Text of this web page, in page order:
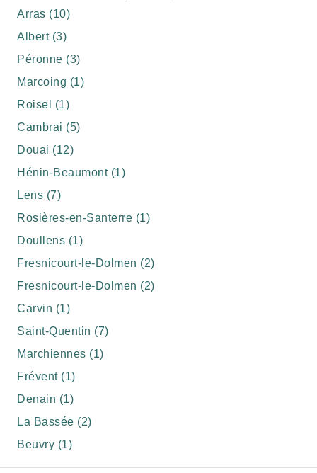
Arras (10)
Albert (3)
Péronne (3)
Marcoing (1)
Roisel (1)
Cambrai (5)
Douai (12)
Hénin-Beaumont (1)
Lens (7)
Rosières-en-Santerre (1)
Doullens (1)
Fresnicourt-le-Dolmen (2)
Fresnicourt-le-Dolmen (2)
Carvin (1)
Saint-Quentin (7)
Marchiennes (1)
Frévent (1)
Denain (1)
La Bassée (2)
Beuvry (1)